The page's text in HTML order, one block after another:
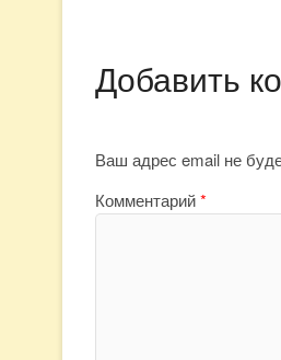
Добавить
Ваш адрес email не
Комментарий*